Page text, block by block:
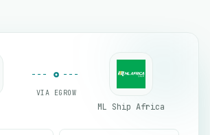
VIA EGROW
ML Ship Africa